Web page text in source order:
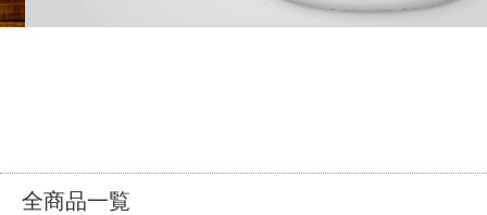
全商品一覧